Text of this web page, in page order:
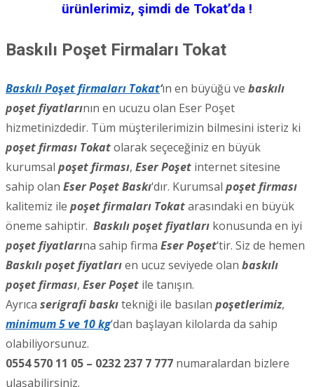
ürünlerimiz, şimdi de Tokat’da !
Baskılı Poşet Firmaları Tokat
Baskılı Poşet firmaları Tokat‘ın en büyüğü ve baskılı
poşet fiyatlarının en ucuzu olan Eser Poşet
hizmetinizdedir. Tüm müşterilerimizin bilmesini isteriz ki
poşet firması Tokatolarak seçeceğiniz en büyük
kurumsal poşet firması, Eser Poşet internet sitesine
sahip olan Eser Poşet Baskı‘dır. Kurumsal poşet firması
kalitemiz ile poşet firmaları Tokatarasındaki en büyük
öneme sahiptir. Baskılı poşet fiyatları konusunda en iyi
poşet fiyatlarına sahip firma Eser Poşet‘tir. Siz de hemen
Baskılı poşet fiyatlarıen ucuz seviyede olan baskılı
poşet firması, Eser Poşet ile tanışın.
Ayrıca serigrafi baskıtekniği ile basılan poşetlerimiz,
minimum 5 ve 10 kg‘dan başlayan kilolarda da sahip
olabiliyorsunuz.
0554 570 11 05 – 0232 237 7 777 numaralardan bizlere
ulaşabilirsiniz.